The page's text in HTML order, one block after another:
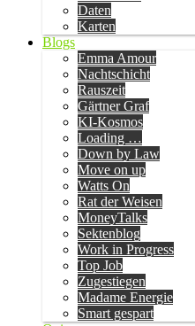
Daten
Karten
Blogs
Emma Amour
Nachtschicht
Rauszeit
Gärtner Graf
KI-Kosmos
Loading …
Down by Law
Move on up
Watts On
Rat der Weisen
MoneyTalks
Sektenblog
Work in Progress
Top Job
Zugestiegen
Madame Energie
Smart gespart